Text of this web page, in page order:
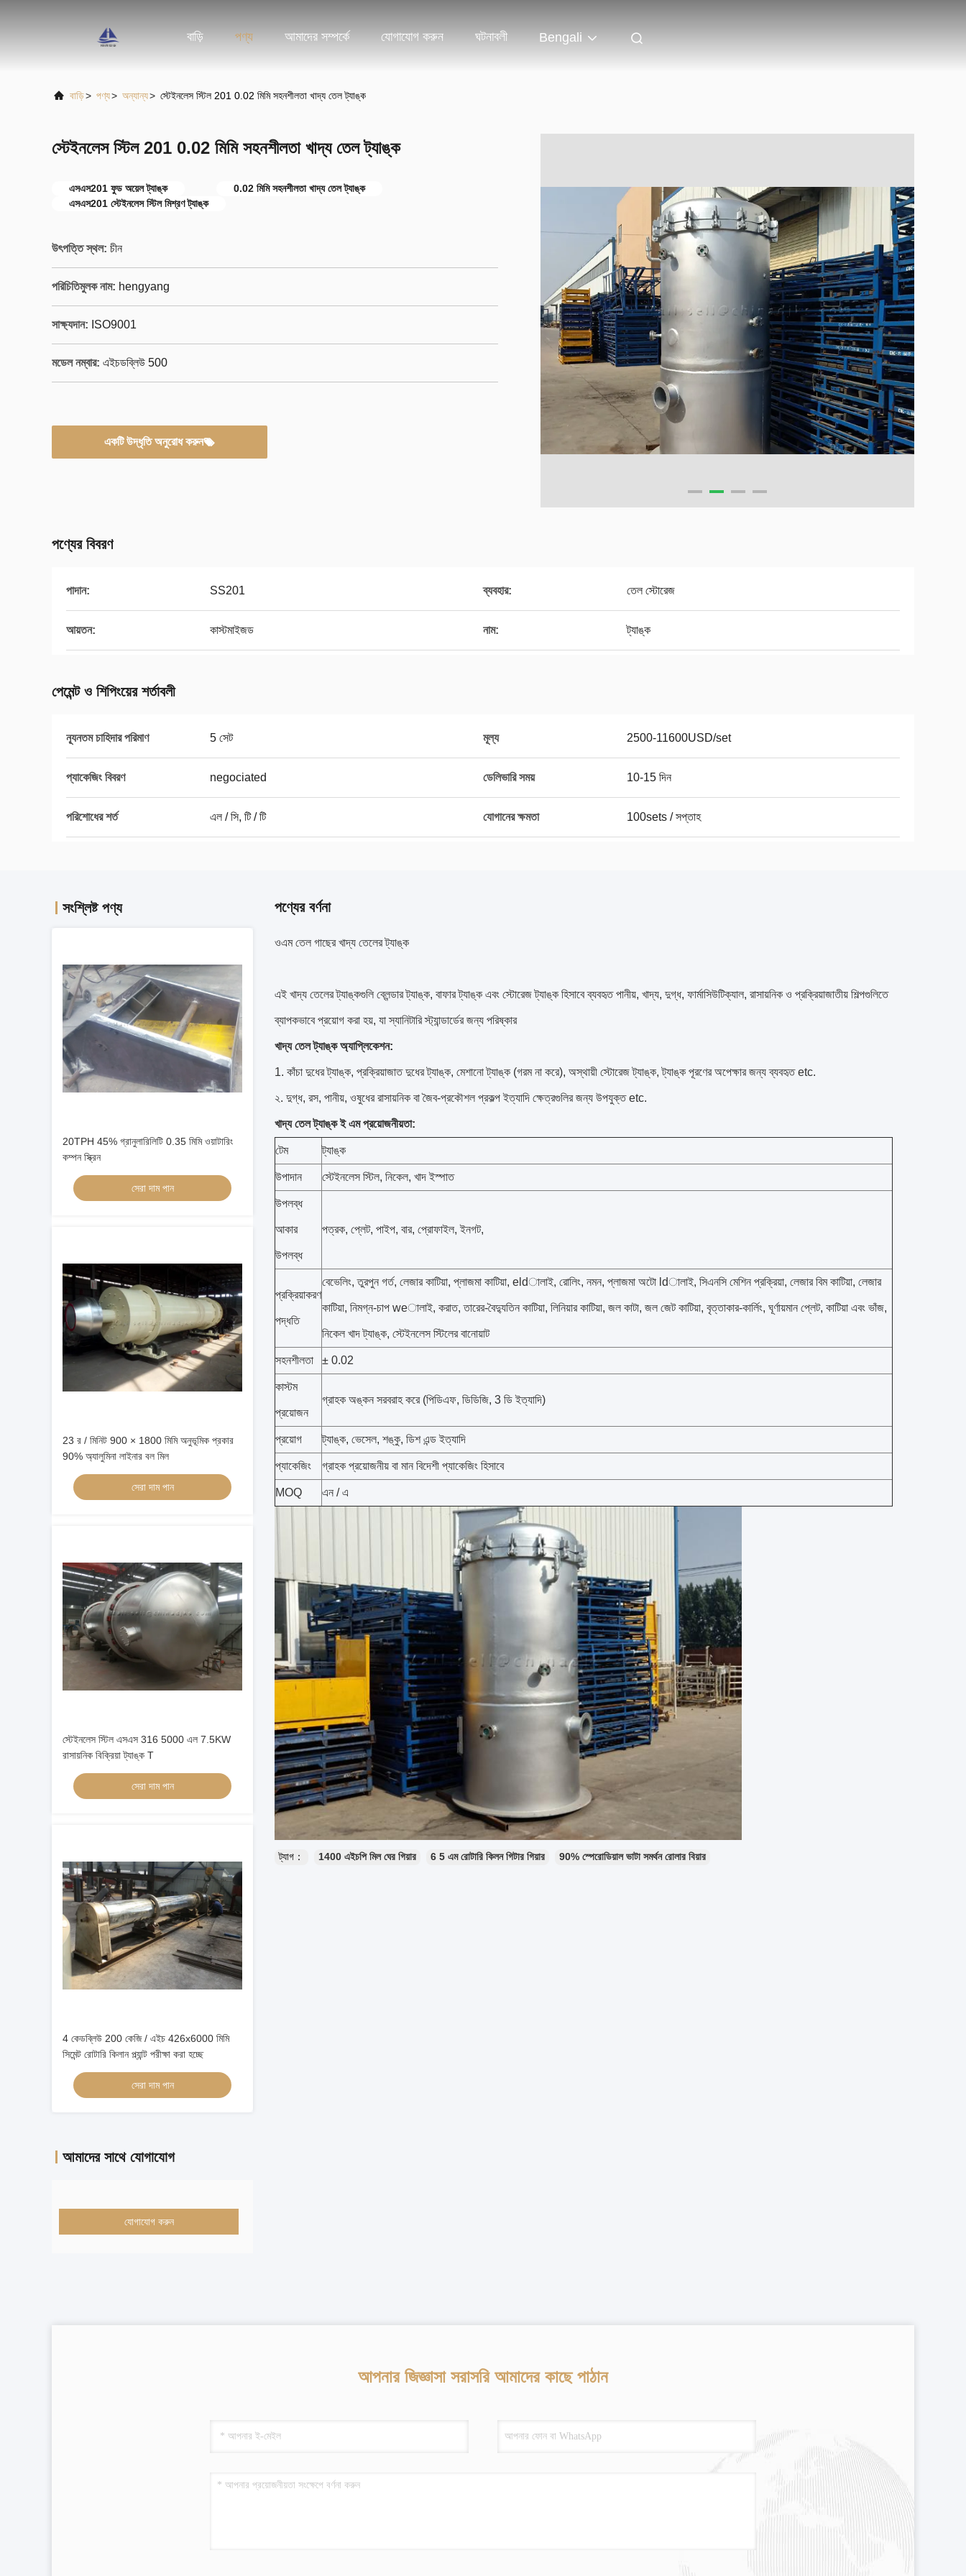
বাড়ি পণ্য আমাদের সম্পর্কে যোগাযোগ করুন ঘটনাবলী Bengali
বাড়ি> পণ্য> অন্যান্য> স্টেইনলেস স্টিল 201 0.02 মিমি সহনশীলতা খাদ্য তেল ট্যাঙ্ক
স্টেইনলেস স্টিল 201 0.02 মিমি সহনশীলতা খাদ্য তেল ট্যাঙ্ক
এসএস201 ফুড অয়েল ট্যাঙ্ক
0.02 মিমি সহনশীলতা খাদ্য তেল ট্যাঙ্ক
এসএস201 স্টেইনলেস স্টিল মিশ্রণ ট্যাঙ্ক
উৎপত্তি স্থল: চীন
পরিচিতিমুলক নাম: hengyang
সাক্ষ্যদান: ISO9001
মডেল নম্বার: এইচডব্লিউ 500
একটি উদ্ধৃতি অনুরোধ করুন
পণ্যের বিবরণ
পাদান: SS201 ব্যবহার: তেল স্টোরেজ
আয়তন: কাস্টমাইজড নাম: ট্যাঙ্ক
পেমেন্ট ও শিপিংয়ের শর্তাবলী
ন্যূনতম চাহিদার পরিমাণ 5 সেট মূল্য 2500-11600USD/set
প্যাকেজিং বিবরণ negociated ডেলিভারি সময় 10-15 দিন
পরিশোধের শর্ত এল / সি, টি / টি যোগানের ক্ষমতা 100sets / সপ্তাহ
সংশ্লিষ্ট পণ্য
20TPH 45% গ্রানুলারিলিটি 0.35 মিমি ওয়াটারিং
কম্পন স্ক্রিন
সেরা দাম পান
23 র / মিনিট 900 × 1800 মিমি অনুভূমিক প্রকার
90% অ্যালুমিনা লাইনার বল মিল
সেরা দাম পান
স্টেইনলেস স্টিল এসএস 316 5000 এল 7.5KW
রাসায়নিক বিক্রিয়া ট্যাঙ্ক T
সেরা দাম পান
4 কেডব্লিউ 200 কেজি / এইচ 426x6000 মিমি
সিমেন্ট রোটারি কিলান প্ল্যান্ট পরীক্ষা করা হচ্ছে
সেরা দাম পান
আমাদের সাথে যোগাযোগ
যোগাযোগ করুন
পণ্যের বর্ণনা
ওএম তেল গাছের খাদ্য তেলের ট্যাঙ্ক
এই খাদ্য তেলের ট্যাঙ্কগুলি ব্লেন্ডার ট্যাঙ্ক, বাফার ট্যাঙ্ক এবং স্টোরেজ ট্যাঙ্ক হিসাবে ব্যবহৃত পানীয়, খাদ্য, দুগ্ধ, ফার্মাসিউটিক্যাল, রাসায়নিক ও প্রক্রিয়াজাতীয় শিল্পগুলিতে
ব্যাপকভাবে প্রয়োগ করা হয়, যা স্যানিটারি স্ট্যান্ডার্ডের জন্য পরিষ্কার
খাদ্য তেল ট্যাঙ্ক অ্যাপ্লিকেশন:
1. কাঁচা দুধের ট্যাঙ্ক, প্রক্রিয়াজাত দুধের ট্যাঙ্ক, মেশানো ট্যাঙ্ক (গরম না করে), অস্থায়ী স্টোরেজ ট্যাঙ্ক, ট্যাঙ্ক পূরণের অপেক্ষার জন্য ব্যবহৃত etc.
২. দুগ্ধ, রস, পানীয়, ওষুধের রাসায়নিক বা জৈব-প্রকৌশল প্রকল্প ইত্যাদি ক্ষেত্রগুলির জন্য উপযুক্ত etc.
খাদ্য তেল ট্যাঙ্ক ই এম প্রয়োজনীয়তা:
টেম ট্যাঙ্ক
উপাদান স্টেইনলেস স্টিল, নিকেল, খাদ ইস্পাত
উপলব্ধ
আকার
উপলব্ধ
পত্রক, প্লেট, পাইপ, বার, প্রোফাইল, ইনগট,
প্রক্রিয়াকরণ
পদ্ধতি
বেভেলিং, তুরপুন গর্ত, লেজার কাটিয়া, প্লাজমা কাটিয়া, eldালাই, রোলিং, নমন, প্লাজমা অটো ldালাই, সিএনসি মেশিন প্রক্রিয়া, লেজার বিম কাটিয়া, লেজার
কাটিয়া, নিমগ্ন-চাপ weালাই, করাত, তারের-বৈদ্যুতিন কাটিয়া, লিনিয়ার কাটিয়া, জল কাটা, জল জেট কাটিয়া, বৃত্তাকার-কার্লিং, ঘূর্ণায়মান প্লেট, কাটিয়া এবং ভাঁজ,
নিকেল খাদ ট্যাঙ্ক, স্টেইনলেস স্টিলের বানোয়াট
সহনশীলতা ± 0.02
কাস্টম
প্রয়োজন
গ্রাহক অঙ্কন সরবরাহ করে (পিডিএফ, ডিডিজি, 3 ডি ইত্যাদি)
প্রয়োগ ট্যাঙ্ক, ভেসেল, শঙ্কু, ডিশ এন্ড ইত্যাদি
প্যাকেজিং গ্রাহক প্রয়োজনীয় বা মান বিদেশী প্যাকেজিং হিসাবে
MOQ এন / এ
ট্যাগ： 1400 এইচপি মিল ঘের গিয়ার 6 5 এম রোটারি কিলন গিটার গিয়ার 90% স্পেরোডিয়াল ভাটা সমর্থন রোলার বিয়ার
আপনার জিজ্ঞাসা সরাসরি আমাদের কাছে পাঠান